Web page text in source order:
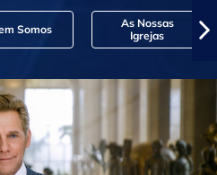
Somos
As Nossas
Igrejas